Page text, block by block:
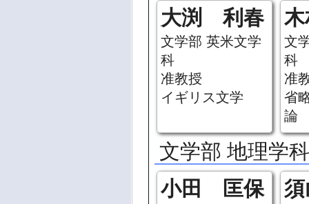
大渕 利春
文学部 英米文学
科
准教授
イギリス文学
文
科
准
省
論
文学部 地理学
小田 匡保